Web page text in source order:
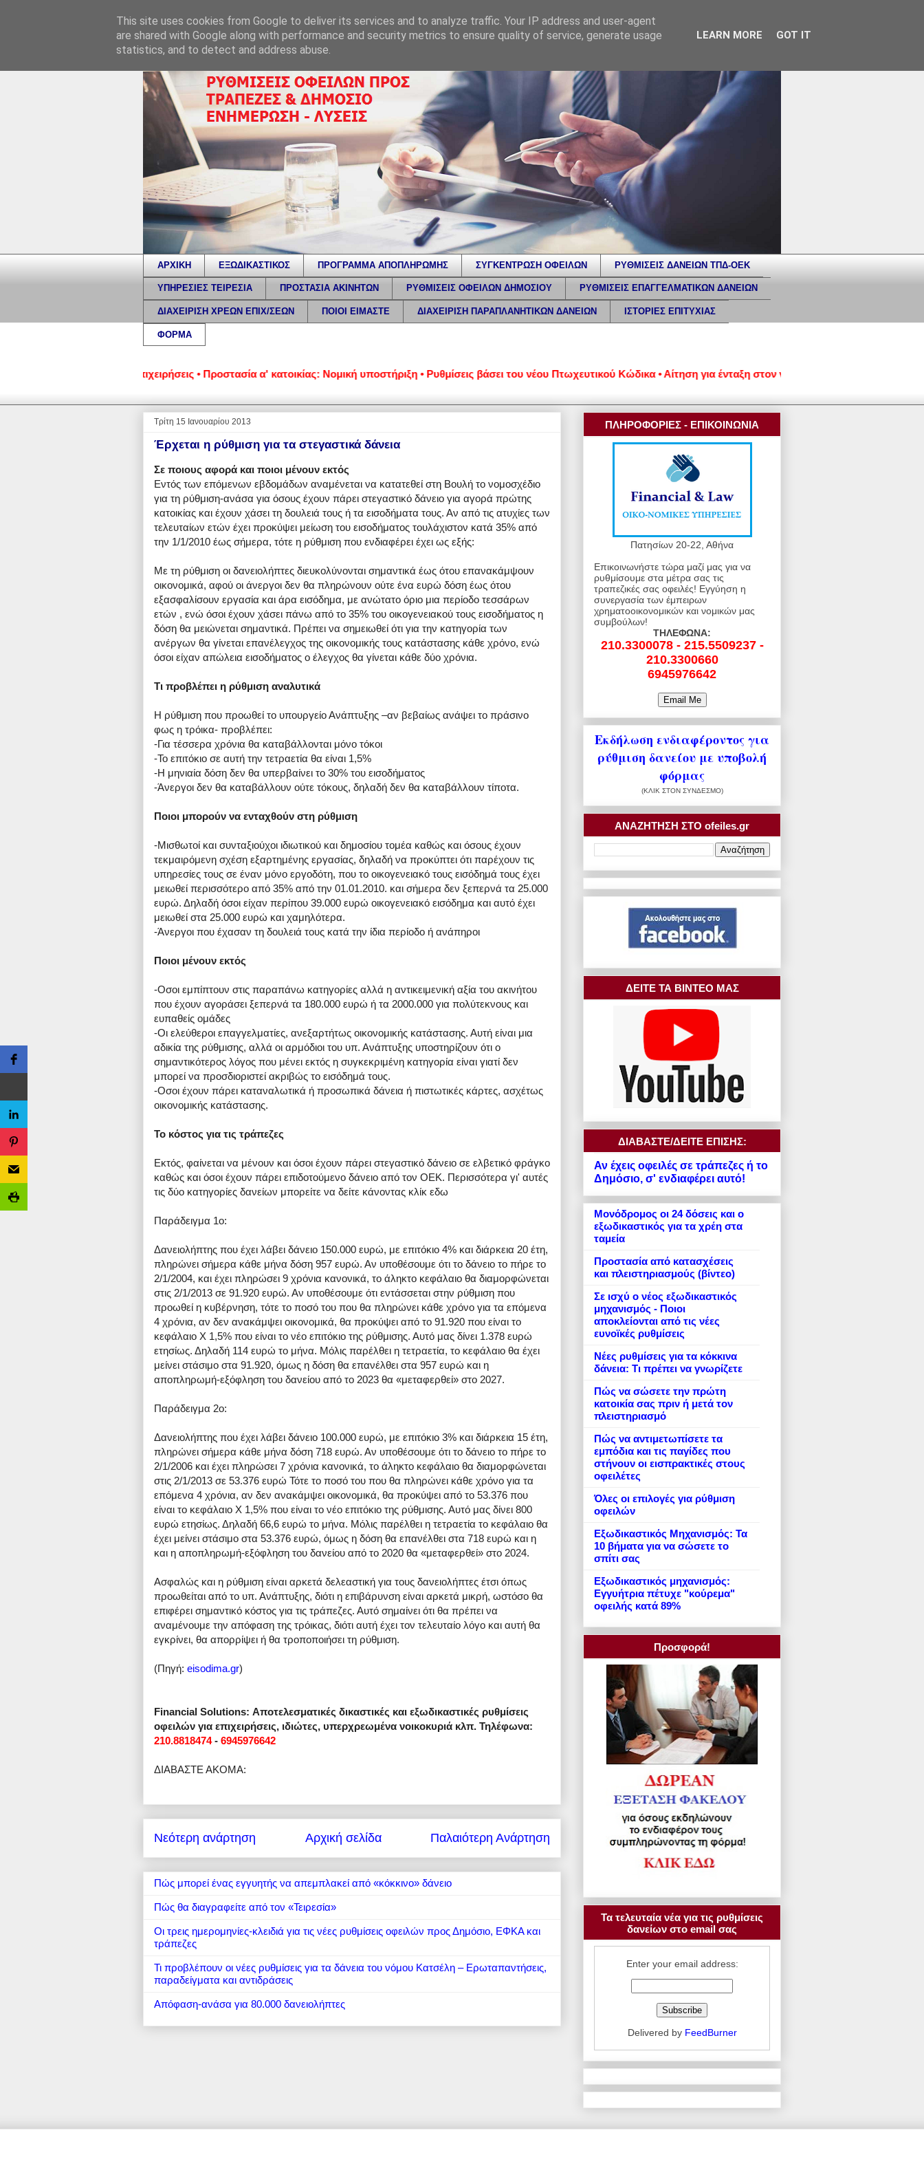
ΑΡΧΙΚΗ ΕΞΩΔΙΚΑΣΤΙΚΟΣ ΠΡΟΓΡΑΜΜΑ ΑΠΟΠΛΗΡΩΜΗΣ ΣΥΓΚΕΝΤΡΩΣΗ ΟΦΕΙΛΩΝ ΡΥΘΜΙΣΕΙΣ ΔΑΝΕΙΩΝ ΤΠΔ-ΟΕΚ
ΥΠΗΡΕΣΙΕΣ ΤΕΙΡΕΣΙΑ ΠΡΟΣΤΑΣΙΑ ΑΚΙΝΗΤΩΝ ΡΥΘΜΙΣΕΙΣ ΟΦΕΙΛΩΝ ΔΗΜΟΣΙΟΥ ΡΥΘΜΙΣΕΙΣ ΕΠΑΓΓΕΛΜΑΤΙΚΩΝ ΔΑΝΕΙΩΝ
ΔΙΑΧΕΙΡΙΣΗ ΧΡΕΩΝ ΕΠΙΧ/ΣΕΩΝ ΠΟΙΟΙ ΕΙΜΑΣΤΕ ΔΙΑΧΕΙΡΙΣΗ ΠΑΡΑΠΛΑΝΗΤΙΚΩΝ ΔΑΝΕΙΩΝ ΙΣΤΟΡΙΕΣ ΕΠΙΤΥΧΙΑΣ
ΦΟΡΜΑ
νοικοκυριά και επιχειρήσεις • Προστασία α' κατοικίας: Νομική υποστήριξη • Ρυθμίσεις βάσει του νέου Πτωχευτικού Κώδικα • Αίτηση για ένταξη στον νέο εξωδικαστικό μηχανισμό
Τρίτη 15 Ιανουαρίου 2013
Έρχεται η ρύθμιση για τα στεγαστικά δάνεια
Σε ποιους αφορά και ποιοι μένουν εκτός
Εντός των επόμενων εβδομάδων αναμένεται να κατατεθεί στη Βουλή το νομοσχέδιο
για τη ρύθμιση-ανάσα για όσους έχουν πάρει στεγαστικό δάνειο για αγορά πρώτης
κατοικίας και έχουν χάσει τη δουλειά τους ή τα εισοδήματα τους. Αν από τις ατυχίες των
τελευταίων ετών έχει προκύψει μείωση του εισοδήματος τουλάχιστον κατά 35% από
την 1/1/2010 έως σήμερα, τότε η ρύθμιση που ενδιαφέρει έχει ως εξής:
Με τη ρύθμιση οι δανειολήπτες διευκολύνονται σημαντικά έως ότου επανακάμψουν
οικονομικά, αφού οι άνεργοι δεν θα πληρώνουν ούτε ένα ευρώ δόση έως ότου
εξασφαλίσουν εργασία και άρα εισόδημα, με ανώτατο όριο μια περίοδο τεσσάρων
ετών , ενώ όσοι έχουν χάσει πάνω από το 35% του οικογενειακού τους εισοδήματος η
δόση θα μειώνεται σημαντικά. Πρέπει να σημειωθεί ότι για την κατηγορία των
ανέργων θα γίνεται επανέλεγχος της οικονομικής τους κατάστασης κάθε χρόνο, ενώ
όσοι είχαν απώλεια εισοδήματος ο έλεγχος θα γίνεται κάθε δύο χρόνια.
Τι προβλέπει η ρύθμιση αναλυτικά
Η ρύθμιση που προωθεί το υπουργείο Ανάπτυξης –αν βεβαίως ανάψει το πράσινο
φως η τρόικα- προβλέπει:
-Για τέσσερα χρόνια θα καταβάλλονται μόνο τόκοι
-Το επιτόκιο σε αυτή την τετραετία θα είναι 1,5%
-Η μηνιαία δόση δεν θα υπερβαίνει το 30% του εισοδήματος
-Άνεργοι δεν θα καταβάλλουν ούτε τόκους, δηλαδή δεν θα καταβάλλουν τίποτα.
Ποιοι μπορούν να ενταχθούν στη ρύθμιση
-Μισθωτοί και συνταξιούχοι ιδιωτικού και δημοσίου τομέα καθώς και όσους έχουν
τεκμαιρόμενη σχέση εξαρτημένης εργασίας, δηλαδή να προκύπτει ότι παρέχουν τις
υπηρεσίες τους σε έναν μόνο εργοδότη, που το οικογενειακό τους εισόδημά τους έχει
μειωθεί περισσότερο από 35% από την 01.01.2010. και σήμερα δεν ξεπερνά τα 25.000
ευρώ. Δηλαδή όσοι είχαν περίπου 39.000 ευρώ οικογενειακό εισόδημα και αυτό έχει
μειωθεί στα 25.000 ευρώ και χαμηλότερα.
-Άνεργοι που έχασαν τη δουλειά τους κατά την ίδια περίοδο ή ανάπηροι
Ποιοι μένουν εκτός
-Οσοι εμπίπτουν στις παραπάνω κατηγορίες αλλά η αντικειμενική αξία του ακινήτου
που έχουν αγοράσει ξεπερνά τα 180.000 ευρώ ή τα 2000.000 για πολύτεκνους και
ευπαθείς ομάδες
-Οι ελεύθεροι επαγγελματίες, ανεξαρτήτως οικονομικής κατάστασης. Αυτή είναι μια
αδικία της ρύθμισης, αλλά οι αρμόδιοι του υπ. Ανάπτυξης υποστηρίζουν ότι ο
σημαντικότερος λόγος που μένει εκτός η συγκεκριμένη κατηγορία είναι γιατί δεν
μπορεί να προσδιοριστεί ακριβώς το εισόδημά τους.
-Οσοι έχουν πάρει καταναλωτικά ή προσωπικά δάνεια ή πιστωτικές κάρτες, ασχέτως
οικονομικής κατάστασης.
Το κόστος για τις τράπεζες
Εκτός, φαίνεται να μένουν και όσοι έχουν πάρει στεγαστικό δάνειο σε ελβετικό φράγκο
καθώς και όσοι έχουν πάρει επιδοτούμενο δάνειο από τον ΟΕΚ. Περισσότερα γι' αυτές
τις δύο κατηγορίες δανείων μπορείτε να δείτε κάνοντας κλίκ εδω
Παράδειγμα 1ο:
Δανειολήπτης που έχει λάβει δάνειο 150.000 ευρώ, με επιτόκιο 4% και διάρκεια 20 έτη,
πληρώνει σήμερα κάθε μήνα δόση 957 ευρώ. Αν υποθέσουμε ότι το δάνειο το πήρε το
2/1/2004, και έχει πληρώσει 9 χρόνια κανονικά, το άληκτο κεφάλαιο θα διαμορφώνεται
στις 2/1/2013 σε 91.920 ευρώ. Αν υποθέσουμε ότι εντάσσεται στην ρύθμιση που
προωθεί η κυβέρνηση, τότε το ποσό του που θα πληρώνει κάθε χρόνο για τα επόμενα
4 χρόνια, αν δεν ανακάμψει οικονομικά, θα προκύψει από το 91.920 που είναι το
κεφάλαιο Χ 1,5% που είναι το νέο επιτόκιο της ρύθμισης. Αυτό μας δίνει 1.378 ευρώ
ετησίως. Δηλαδή 114 ευρώ το μήνα. Μόλις παρέλθει η τετραετία, το κεφάλαιο θα έχει
μείνει στάσιμο στα 91.920, όμως η δόση θα επανέλθει στα 957 ευρώ και η
αποπληρωμή-εξόφληση του δανείου από το 2023 θα «μεταφερθεί» στο 2027.
Παράδειγμα 2ο:
Δανειολήπτης που έχει λάβει δάνειο 100.000 ευρώ, με επιτόκιο 3% και διάρκεια 15 έτη,
πληρώνει σήμερα κάθε μήνα δόση 718 ευρώ. Αν υποθέσουμε ότι το δάνειο το πήρε το
2/1/2006 και έχει πληρώσει 7 χρόνια κανονικά, το άληκτο κεφάλαιο θα διαμορφώνεται
στις 2/1/2013 σε 53.376 ευρώ Τότε το ποσό του που θα πληρώνει κάθε χρόνο για τα
επόμενα 4 χρόνια, αν δεν ανακάμψει οικονομικά, θα προκύψει από το 53.376 που
είναι το κεφάλαιο Χ 1,5% που είναι το νέο επιτόκιο της ρύθμισης. Αυτό μας δίνει 800
ευρώ ετησίως. Δηλαδή 66,6 ευρώ το μήνα. Μόλις παρέλθει η τετραετία το κεφάλαιο θα
έχει μείνει στάσιμο στα 53.376 ευρώ, όμως η δόση θα επανέλθει στα 718 ευρώ και η
και η αποπληρωμή-εξόφληση του δανείου από το 2020 θα «μεταφερθεί» στο 2024.
Ασφαλώς και η ρύθμιση είναι αρκετά δελεαστική για τους δανειολήπτες έτσι όπως
προωθείται από το υπ. Ανάπτυξης, διότι η επιβάρυνση είναι αρκετά μικρή, ωστόσο θα
επιφέρει σημαντικό κόστος για τις τράπεζες. Αυτό σημαίνει ότι θα πρέπει να
αναμένουμε την απόφαση της τρόικας, διότι αυτή έχει τον τελευταίο λόγο και αυτή θα
εγκρίνει, θα απορρίψει ή θα τροποποιήσει τη ρύθμιση.
(Πηγή: eisodima.gr)
Financial Solutions: Αποτελεσματικές δικαστικές και εξωδικαστικές ρυθμίσεις
οφειλών για επιχειρήσεις, ιδιώτες, υπερχρεωμένα νοικοκυριά κλπ. Τηλέφωνα:
210.8818474- 6945976642
ΔΙΑΒΑΣΤΕ ΑΚΟΜΑ:
Νεότερη ανάρτηση Παλαιότερη Ανάρτηση
Αρχική σελίδα
Πώς μπορεί ένας εγγυητής να απεμπλακεί από «κόκκινο» δάνειο
Πώς θα διαγραφείτε από τον «Τειρεσία»
Οι τρεις ημερομηνίες-κλειδιά για τις νέες ρυθμίσεις οφειλών προς Δημόσιο, ΕΦΚΑ και
τράπεζες
Τι προβλέπουν οι νέες ρυθμίσεις για τα δάνεια του νόμου Κατσέλη – Ερωταπαντήσεις,
παραδείγματα και αντιδράσεις
Απόφαση-ανάσα για 80.000 δανειολήπτες
ΠΛΗΡΟΦΟΡΙΕΣ - ΕΠΙΚΟΙΝΩΝΙΑ
Πατησίων 20-22, Αθήνα
Επικοινωνήστε τώρα μαζί μας για να
ρυθμίσουμε στα μέτρα σας τις
τραπεζικές σας οφειλές! Εγγύηση η
συνεργασία των έμπειρων
χρηματοοικονομικών και νομικών μας
συμβούλων!
ΤΗΛΕΦΩΝΑ:
210.3300078 - 215.5509237 -
210.3300660
6945976642
Εκδήλωση ενδιαφέροντος για
ρύθμιση δανείου με υποβολή
φόρμας
(ΚΛΙΚ ΣΤΟΝ ΣΥΝΔΕΣΜΟ)
ΑΝΑΖΗΤΗΣΗ ΣΤΟ ofeiles.gr
ΔΕΙΤΕ ΤΑ ΒΙΝΤΕΟ ΜΑΣ
ΔΙΑΒΑΣΤΕ/ΔΕΙΤΕ ΕΠΙΣΗΣ:
Αν έχεις οφειλές σε τράπεζες ή το
Δημόσιο, σ' ενδιαφέρει αυτό!
Μονόδρομος οι 24 δόσεις και ο
εξωδικαστικός για τα χρέη στα
ταμεία
Προστασία από κατασχέσεις
και πλειστηριασμούς (βίντεο)
Σε ισχύ ο νέος εξωδικαστικός
μηχανισμός - Ποιοι
αποκλείονται από τις νέες
ευνοϊκές ρυθμίσεις
Νέες ρυθμίσεις για τα κόκκινα
δάνεια: Τι πρέπει να γνωρίζετε
Πώς να σώσετε την πρώτη
κατοικία σας πριν ή μετά τον
πλειστηριασμό
Πώς να αντιμετωπίσετε τα
εμπόδια και τις παγίδες που
στήνουν οι εισπρακτικές στους
οφειλέτες
Όλες οι επιλογές για ρύθμιση
οφειλών
Εξωδικαστικός Μηχανισμός: Τα
10 βήματα για να σώσετε το
σπίτι σας
Εξωδικαστικός μηχανισμός:
Εγγυήτρια πέτυχε "κούρεμα"
οφειλής κατά 89%
Προσφορά!
Τα τελευταία νέα για τις ρυθμίσεις
δανείων στο email σας
Enter your email address:
Delivered by FeedBurner
This site uses cookies from Google to deliver its services and to analyze traffic. Your IP address and user-agent
are shared with Google along with performance and security metrics to ensure quality of service, generate usage
statistics, and to detect and address abuse.
LEARN MORE GOT IT